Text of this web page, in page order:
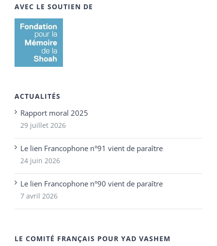
AVEC LE SOUTIEN DE
ACTUALITÉS
Rapport moral 2025
29 juillet 2026
Le lien Francophone n°91 vient de paraître
24 juin 2026
Le lien Francophone n°90 vient de paraître
7 avril 2026
LE COMITÉ FRANÇAIS POUR YAD VASHEM